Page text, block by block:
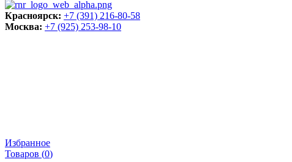
Красноярск: +7 (391) 216-80-58
Москва: +7 (925) 253-98-10
Избранное
Товаров (0)